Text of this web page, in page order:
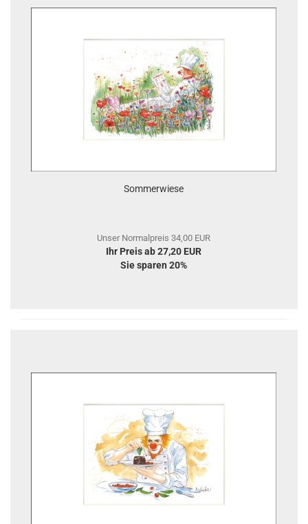
Sommerwiese
Unser Normalpreis 34,00 EUR
Ihr Preis ab 27,20 EUR
Sie sparen 20%